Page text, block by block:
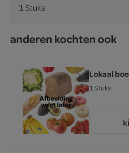
1 Stuks
anderen kochten ook
Lokaal
1 Stuks